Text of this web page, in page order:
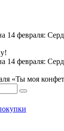
«Ты моя